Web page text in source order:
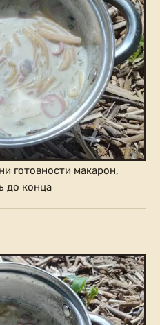
готовности макарон,
до конца